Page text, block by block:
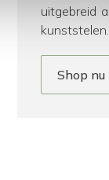
uitgebreid
kunststelen.
Shop nu